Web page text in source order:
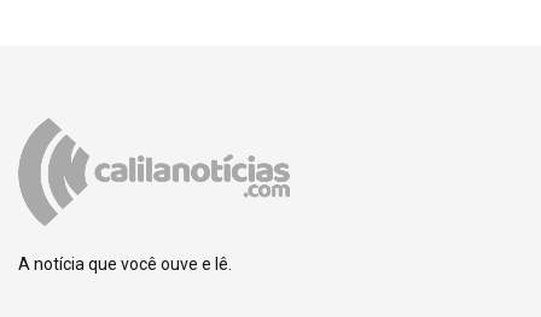
A notícia que você ouve e lê.